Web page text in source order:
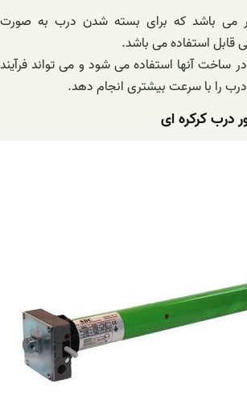
می باشد که برای بسته شدن درب به صورت
قابل استفاده می باشد.
ساخت آنها استفاده می‌ شود و می‌ تواند فرآیند
را با سرعت بیشتری انجام دهد.
درب کرکره ای